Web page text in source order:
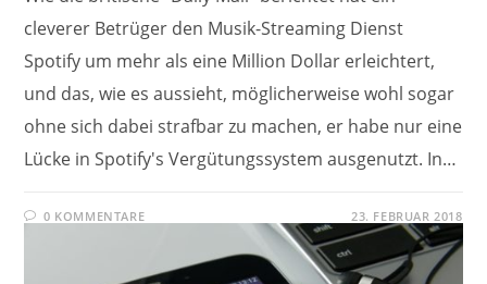
cleverer Betrüger den Musik-Streaming Dienst
Spotify um mehr als eine Million Dollar erleichtert,
und das, wie es aussieht, möglicherweise wohl sogar
ohne sich dabei strafbar zu machen, er habe nur eine
Lücke in Spotify's Vergütungssystem ausgenutzt. In…
0 KOMMENTARE 23. FEBRUAR 2018